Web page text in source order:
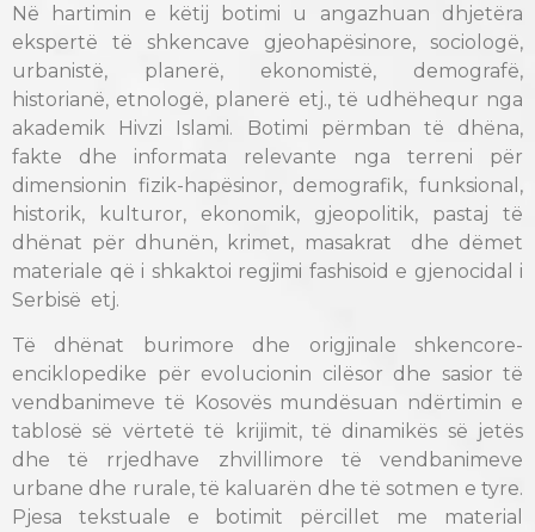
Në hartimin e këtij botimi u angazhuan dhjetëra
ekspertë të shkencave gjeohapësinore, sociologë,
urbanistë, planerë, ekonomistë, demografë,
historianë, etnologë, planerë etj., të udhëhequr nga
akademik Hivzi Islami. Botimi përmban të dhëna,
fakte dhe informata relevante nga terreni për
dimensionin fizik-hapësinor, demografik, funksional,
historik, kulturor, ekonomik, gjeopolitik, pastaj të
dhënat për dhunën, krimet, masakrat dhe dëmet
materiale që i shkaktoi regjimi fashisoid e gjenocidal i
Serbisë etj.
Të dhënat burimore dhe origjinale shkencore-
enciklopedike për evolucionin cilësor dhe sasior të
vendbanimeve të Kosovës mundësuan ndërtimin e
tablosë së vërtetë të krijimit, të dinamikës së jetës
dhe të rrjedhave zhvillimore të vendbanimeve
urbane dhe rurale, të kaluarën dhe të sotmen e tyre.
Pjesa tekstuale e botimit përcillet me material